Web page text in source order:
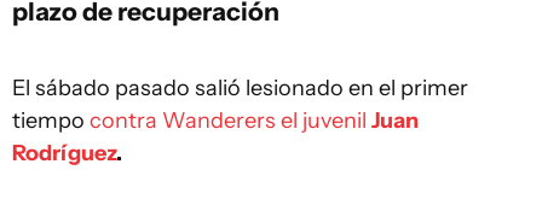
plazo de recuperación
El sábado pasado salió lesionado en el primer
tiempo contra Wanderers el juvenil Juan
Rodríguez.